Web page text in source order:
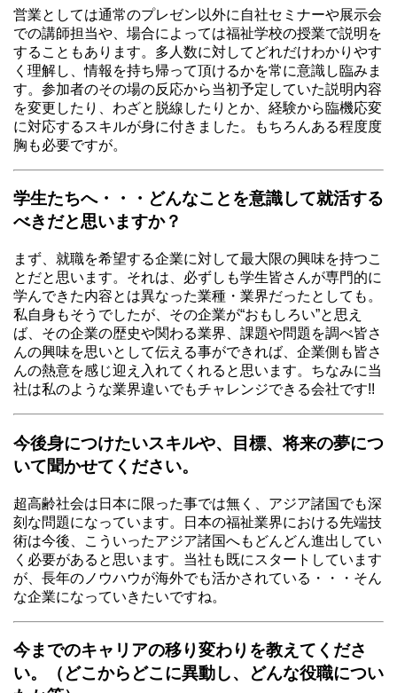
営業としては通常のプレゼン以外に自社セミナーや展示会
での講師担当や、場合によっては福祉学校の授業で説明を
することもあります。多人数に対してどれだけわかりやす
く理解し、情報を持ち帰って頂けるかを常に意識し臨みま
す。参加者のその場の反応から当初予定していた説明内容
を変更したり、わざと脱線したりとか、経験から臨機応変
に対応するスキルが身に付きました。もちろんある程度度
胸も必要ですが。
学生たちへ・・・どんなことを意識して就活する
べきだと思いますか？
まず、就職を希望する企業に対して最大限の興味を持つこ
とだと思います。それは、必ずしも学生皆さんが専門的に
学んできた内容とは異なった業種・業界だったとしても。
私自身もそうでしたが、その企業が“おもしろい”と思え
ば、その企業の歴史や関わる業界、課題や問題を調べ皆さ
んの興味を思いとして伝える事ができれば、企業側も皆さ
んの熱意を感じ迎え入れてくれると思います。ちなみに当
社は私のような業界違いでもチャレンジできる会社です!!
今後身につけたいスキルや、目標、将来の夢につ
いて聞かせてください。
超高齢社会は日本に限った事では無く、アジア諸国でも深
刻な問題になっています。日本の福祉業界における先端技
術は今後、こういったアジア諸国へもどんどん進出してい
く必要があると思います。当社も既にスタートしています
が、長年のノウハウが海外でも活かされている・・・そん
な企業になっていきたいですね。
今までのキャリアの移り変わりを教えてくださ
い。（どこからどこに異動し、どんな役職につい